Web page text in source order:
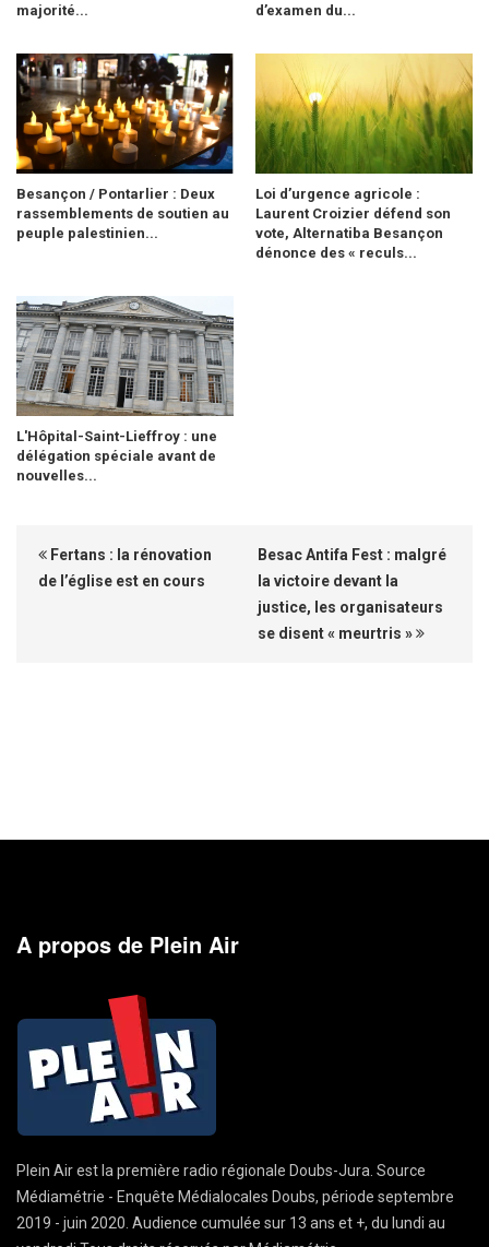
majorité...
d’examen du...
Besançon / Pontarlier : Deux
rassemblements de soutien au
peuple palestinien...
Loi d’urgence agricole :
Laurent Croizier défend son
vote, Alternatiba Besançon
dénonce des « reculs...
L'Hôpital-Saint-Lieffroy : une
délégation spéciale avant de
nouvelles...
Fertans : la rénovation
de l’église est en cours
Besac Antifa Fest : malgré
la victoire devant la
justice, les organisateurs
se disent « meurtris »
A propos de Plein Air
Plein Air est la première radio régionale Doubs-Jura. Source
Médiamétrie - Enquête Médialocales Doubs, période septembre
2019 - juin 2020. Audience cumulée sur 13 ans et +, du lundi au